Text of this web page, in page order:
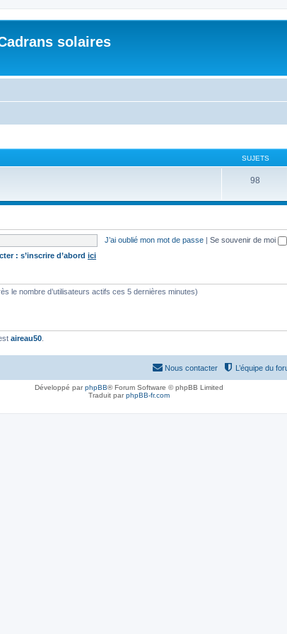
solaires
SUJETS
98
J’ai oublié mon mot de passe | Se souvenir de moi
: s’inscrire d’abord ici
le nombre d’utilisateurs actifs ces 5 dernières minutes)
aireau50
L’équipe du
Nous contacter
Développé parphpBB® Forum Software © phpBB Limited
Traduit parphpBB-fr.com